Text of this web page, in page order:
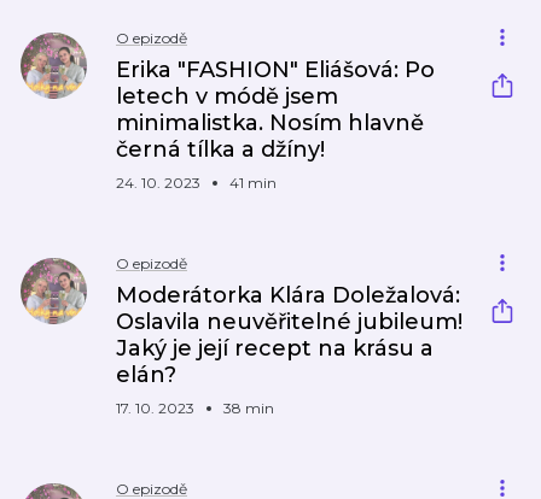
O epizodě
Erika "FASHION" Eliášová: Po
letech v módě jsem
minimalistka. Nosím hlavně
černá tílka a džíny!
24. 10. 2023 41 min
O epizodě
Moderátorka Klára Doležalová:
Oslavila neuvěřitelné jubileum!
Jaký je její recept na krásu a
elán?
17. 10. 2023 38 min
O epizodě